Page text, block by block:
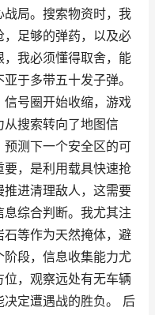
局。搜索物资时，我
足够的弹药，以及必
我必须懂得取舍，能
于多带五十发子弹。
号圈开始收缩，游戏
搜索转向了地图信
测下一个安全区的可
，是利用载具快速抢
推进清理敌人，这需要
综合判断。我尤其注
等作为天然掩体，避
段，信息收集能力尤
，观察远处有无车辆
定遭遇战的胜负。 后